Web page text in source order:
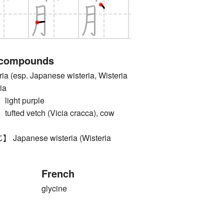
(esp. Japanese wisteria, Wisteria
light purple
tufted vetch (Vicia cracca), cow
Japanese wisteria (Wisteria
French
glycine